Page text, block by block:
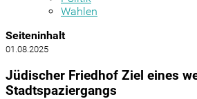
Wahlen
Seiteninhalt
01.08.2025
Jüdischer Friedhof Ziel eines
Stadtspaziergangs